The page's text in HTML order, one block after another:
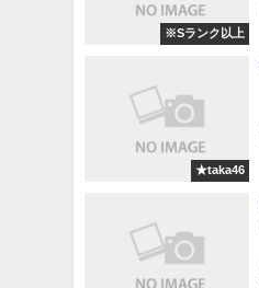
※Sランク以上
★taka46